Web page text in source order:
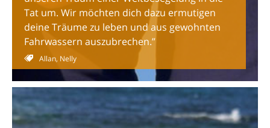
Tat um. Wir möchten dich dazu ermutigen
deine Träume zu leben und aus gewohnten
Fahrwassern auszubrechen.”
Allan, Nelly